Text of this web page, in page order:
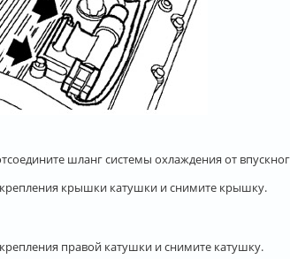
шланг системы охлаждения от
крепления крышки катушки и снимите крышку.
правой катушки и снимите катушку.